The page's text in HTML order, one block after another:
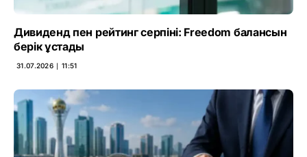
Дивиденд пен рейтинг серпіні: Freedom балансын
берік ұстады
31.07.2026 ∣ 11:51